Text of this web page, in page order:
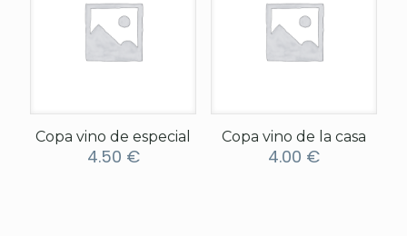
Copa vino de especial
4.50 €
Copa vino de la casa
4.00 €